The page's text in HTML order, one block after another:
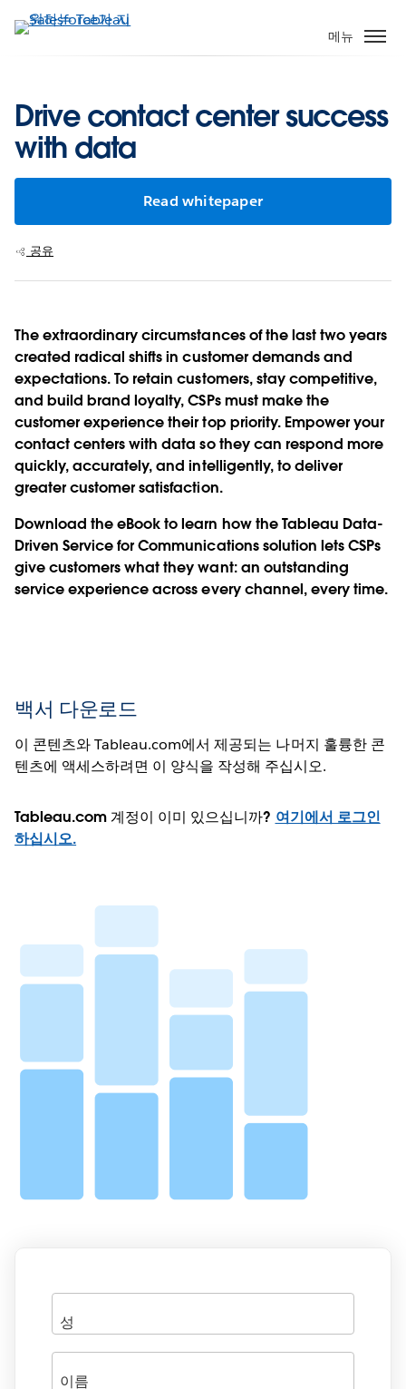
요
건
뛰
메뉴
Drive contact center success
with data
Read whitepaper
공유
The extraordinary circumstances of the last two years
created radical shifts in customer demands and
expectations. To retain customers, stay competitive,
and build brand loyalty, CSPs must make the
customer experience their top priority. Empower your
contact centers with data so they can respond more
quickly, accurately, and intelligently, to deliver
greater customer satisfaction.
Download the eBook to learn how the Tableau Data-
Driven Service for Communications solution lets CSPs
give customers what they want: an outstanding
service experience across every channel, every time.
백서 다운로드
이 콘텐츠와 Tableau.com에서 제공되는 나머지 훌륭한 콘
텐츠에 액세스하려면 이 양식을 작성해 주십시오.
Tableau.com 계정이 이미 있으십니까? 여기에서 로그인
하십시오.